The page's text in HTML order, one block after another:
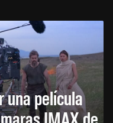
una película
IMAX de